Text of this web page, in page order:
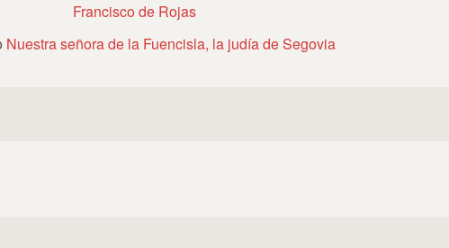
Francisco de Rojas
Nuestra señora de la Fuencisla, la judía de Segovia